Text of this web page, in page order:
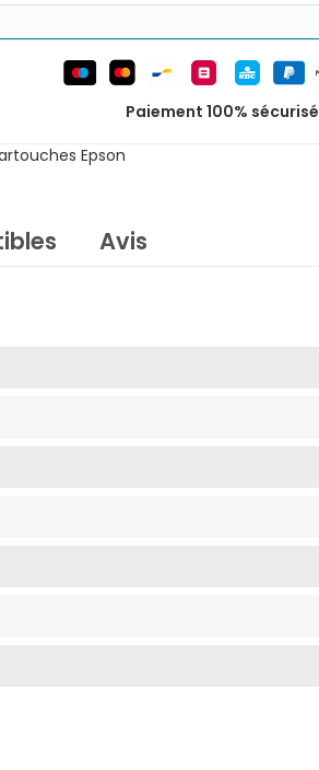
Paiement 100% sécurisé
Epson
Avis